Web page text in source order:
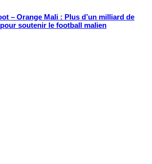
– Orange Mali : Plus d’un milliard de
soutenir le football malien